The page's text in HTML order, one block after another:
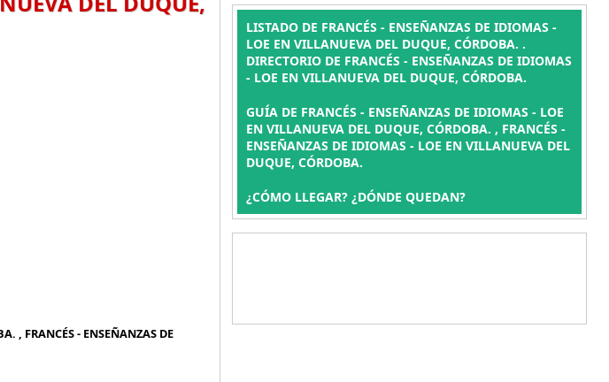
, FRANCÉS - ENSEÑANZAS DE
LISTADO DE FRANCÉS - ENSEÑANZAS DE IDIOMAS -
LOE EN VILLANUEVA DEL DUQUE, CÓRDOBA. .
DIRECTORIO DE FRANCÉS - ENSEÑANZAS DE IDIOMAS
- LOE EN VILLANUEVA DEL DUQUE, CÓRDOBA.
GUÍA DE FRANCÉS - ENSEÑANZAS DE IDIOMAS - LOE
EN VILLANUEVA DEL DUQUE, CÓRDOBA. , FRANCÉS -
ENSEÑANZAS DE IDIOMAS - LOE EN VILLANUEVA DEL
DUQUE, CÓRDOBA.
¿CÓMO LLEGAR? ¿DÓNDE QUEDAN?